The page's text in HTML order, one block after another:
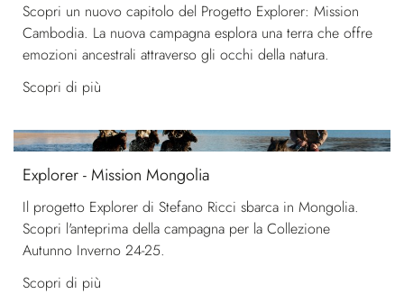
Scopri un nuovo capitolo del Progetto Explorer: Mission
Cambodia. La nuova campagna esplora una terra che offre
emozioni ancestrali attraverso gli occhi della natura.
Scopri di più
Explorer - Mission Mongolia
Il progetto Explorer di Stefano Ricci sbarca in Mongolia.
Scopri l'anteprima della campagna per la Collezione
Autunno Inverno 24-25.
Scopri di più